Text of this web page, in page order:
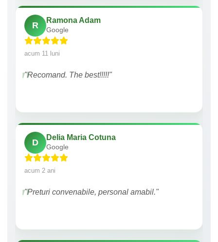
R
Ramona Adam
Google
acum 11 luni
"Recomand. The best!!!!!"
D
Delia Maria Cotuna
Google
acum 2 ani
"Preturi convenabile, personal amabil."